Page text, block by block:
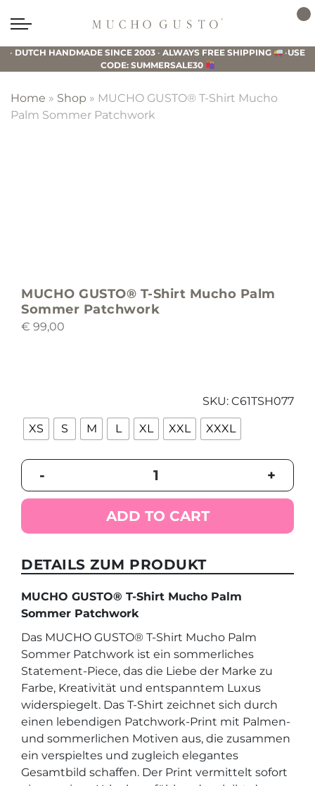
to
navigation
to
content
to
Gusto
• DUTCH HANDMADE SINCE 2003 • ALWAYS FREE SHIPPING •USE
CODE: SUMMERSALE30
Home » Shop » MUCHO GUSTO® T-Shirt Mucho
Palm Sommer Patchwork
MUCHO GUSTO® T-Shirt Mucho Palm
Sommer Patchwork
€ 99,00
SKU: C61TSH077
XS S M L XL XXL XXXL
-
T-
Palm
Patchwork
+
ADD TO CART
DETAILS ZUM PRODUKT
MUCHO GUSTO® T-Shirt Mucho Palm
Sommer Patchwork
Das MUCHO GUSTO® T-Shirt Mucho Palm
Sommer Patchwork ist ein sommerliches
Statement-Piece, das die Liebe der Marke zu
Farbe, Kreativität und entspanntem Luxus
widerspiegelt. Das T-Shirt zeichnet sich durch
einen lebendigen Patchwork-Print mit Palmen-
und sommerlichen Motiven aus, die zusammen
ein verspieltes und zugleich elegantes
Gesamtbild schaffen. Der Print vermittelt sofort